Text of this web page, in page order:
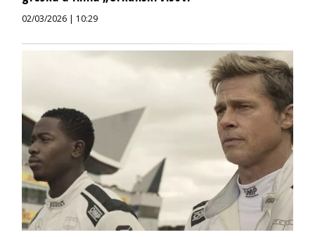
02/03/2026 | 10:29